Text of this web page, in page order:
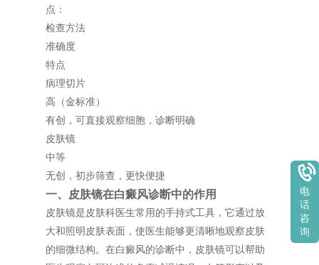
点：
检查方法
准确度
特点
病理切片
高（金标准）
有创，可直接观察细胞，诊断明确
皮肤镜
中等
无创，初步筛查，更快便捷
一、皮肤镜在白癜风诊断中的作用
皮肤镜是皮肤科医生常用的手持式工具，它通过放
大和照明皮肤表面，使医生能够更清晰地观察皮肤
的细微结构。在白癜风的诊断中，皮肤镜可以帮助
电
话
咨
询